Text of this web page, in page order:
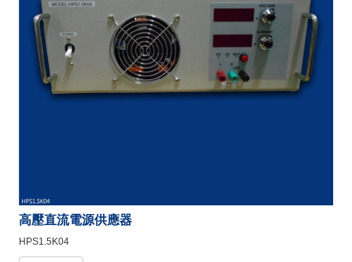
高壓直流電源供應器
HPS1.5K04